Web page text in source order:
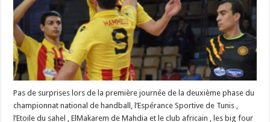
Pas de surprises lors de la première journée de la deuxième phase du
championnat national de handball, l’Espérance Sportive de Tunis ,
l’Etoile du sahel , ElMakarem de Mahdia et le club africain , les big four